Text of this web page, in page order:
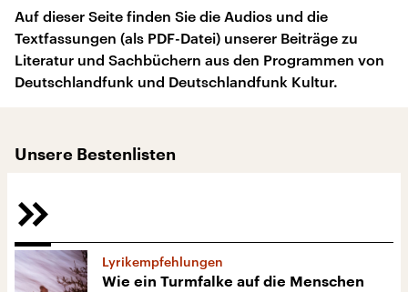
Auf dieser Seite finden Sie die Audios und die
Textfassungen (als PDF-Datei) unserer Beiträge zu
Literatur und Sachbüchern aus den Programmen von
Deutschlandfunk und Deutschlandfunk Kultur.
Unsere Bestenlisten
Lyrikempfehlungen
Wie ein Turmfalke auf die Menschen